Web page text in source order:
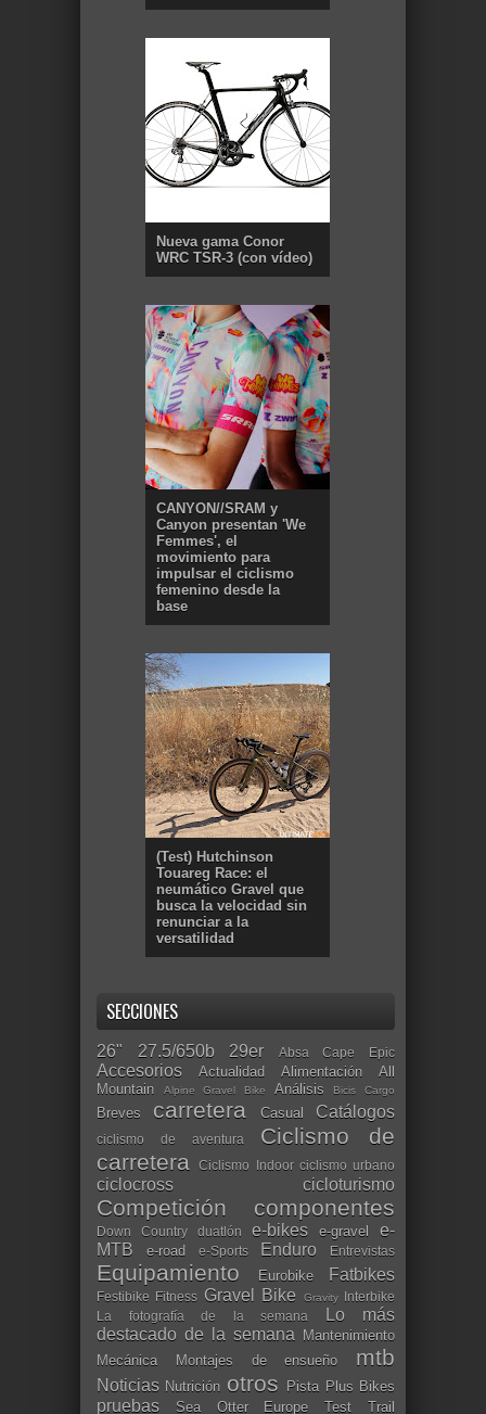
Nueva gama Conor
WRC TSR-3 (con vídeo)
CANYON//SRAM y
Canyon presentan 'We
Femmes', el
movimiento para
impulsar el ciclismo
femenino desde la
base
(Test) Hutchinson
Touareg Race: el
neumático Gravel que
busca la velocidad sin
renunciar a la
versatilidad
SECCIONES
26" 27.5/650b 29er Absa Cape Epic
Accesorios Actualidad Alimentación
All
Mountain
Alpine Gravel Bike Análisis Bicis Cargo
Breves carretera Casual Catálogos
ciclismo de aventura
Ciclismo de
carretera
Ciclismo Indoor ciclismo urbano
ciclocross cicloturismo
Competición componentes
Down Country duatlón e-bikes e-gravel
e-
MTB
e-road e-Sports Enduro Entrevistas
Equipamiento Eurobike Fatbikes
Festibike Fitness Gravel Bike Gravity Interbike
La fotografía de la semana
Lo más
destacado de la semana Mantenimiento
Mecánica
Montajes de ensueño mtb
Noticias Nutrición otros Pista Plus Bikes
pruebas Sea Otter Europe Test Trail